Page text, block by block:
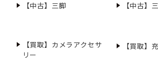
【中古】三脚 【中古】
【買取】カメラアクセサ
リー
【買取】